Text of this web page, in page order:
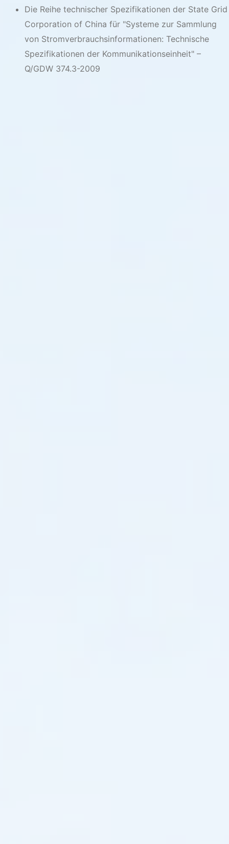
Die Reihe technischer Spezifikationen der State Grid
Corporation of China für "Systeme zur Sammlung
von Stromverbrauchsinformationen: Technische
Spezifikationen der Kommunikationseinheit" –
Q/GDW 374.3-2009